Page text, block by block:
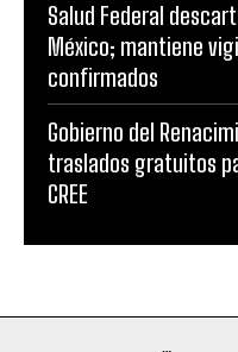
Salud Federal
México; mantiene
confirmados
Gobierno del
traslados gratuitos
CREE